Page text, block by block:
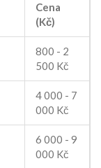
Cena
(Kč)
800 - 2
500 Kč
4 000 - 7
000 Kč
6 000 - 9
000 Kč